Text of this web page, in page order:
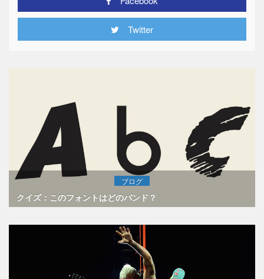
Twitter
ブログ
クイズ：このフォントはどのバンド？